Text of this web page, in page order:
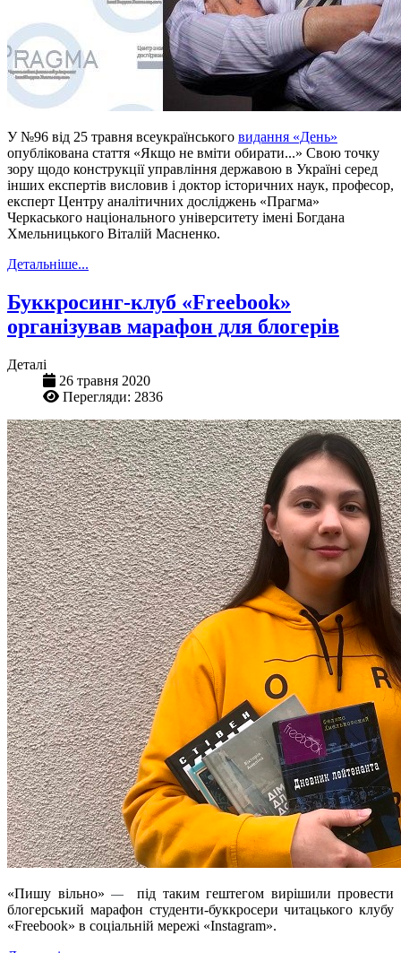
У №96 від 25 травня всеукраїнського видання «День»
опублікована стаття «Якщо не вміти обирати...» Свою точку
зору щодо конструкції управління державою в Україні серед
інших експертів висловив і доктор історичних наук, професор,
експерт Центру аналітичних досліджень «Прагма»
Черкаського національного університету імені Богдана
Хмельницького Віталій Масненко.
Детальніше...
Буккросинг-клуб «Freebook»
організував марафон для блогерів
Деталі
26 травня 2020
Перегляди: 2836
«Пишу вільно» —
під таким гештегом вирішили провести
блогерський марафон студенти-буккросери читацького клубу
«Freebook» в соціальній мережі «Instagram».